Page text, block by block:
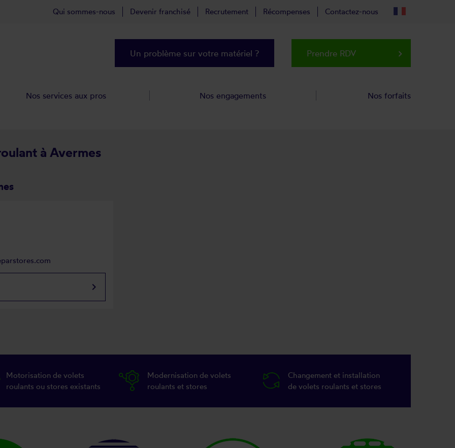
à Avermes
keyboard_arrow_right
Motorisation de volets
roulants ou stores existants
Modernisation de volets
roulants et stores
Changement et installation
de volets roulants et stores
Qui sommes-nous Devenir franchisé Recrutement Récompenses Contactez-nous
Un problème sur votre matériel ? Prendre RDV keyboard_arrow_right
Nos services aux pros Nos engagements Nos forfaits